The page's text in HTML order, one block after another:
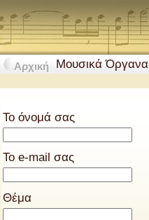
Αρχική Μουσικά Όργανα
Το όνομά σας
Το e-mail σας
Θέμα